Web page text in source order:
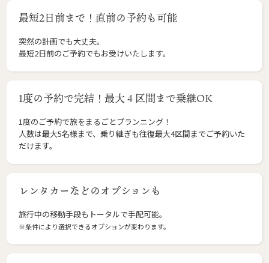
最短2日前まで！直前の予約も可能
突然の計画でも大丈夫。
最短2日前のご予約でもお受けいたします。
1度の予約で完結！最大４区間まで乗継OK
1度のご予約で旅をまるごとプランニング！
人数は最大5名様まで、乗り継ぎも往復最大4区間までご予約いた
だけます。
レンタカーなどのオプションも
旅行中の移動手段もトータルで手配可能。
※条件により選択できるオプションが変わります。